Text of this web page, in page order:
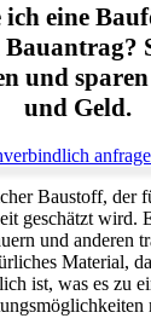
ich eine
und
und Geld.
Baustoff, der
geschätzt wird.
und anderen
Material,
ist, was es zu